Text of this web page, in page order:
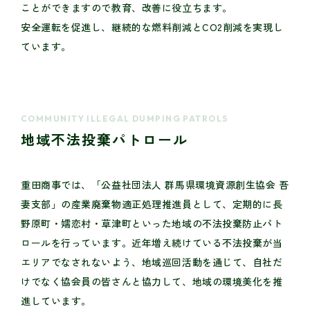
ことができますので教育、改善に役立ちます。
安全運転を促進し、継続的な燃料削減とCO2削減を実現し
ています。
COMMUNITY ILLEGAL DUMPING PATROLS
地域不法投棄パトロール
重田商事では、「公益社団法人 群馬県環境資源創生協会 吾
妻支部」の産業廃棄物適正処理推進員として、定期的に長
野原町・嬬恋村・草津町といった地域の不法投棄防止パト
ロールを行っています。近年増え続けている不法投棄が当
エリアでなされないよう、地域巡回活動を通じて、自社だ
けでなく協会員の皆さんと協力して、地域の環境美化を推
進しています。